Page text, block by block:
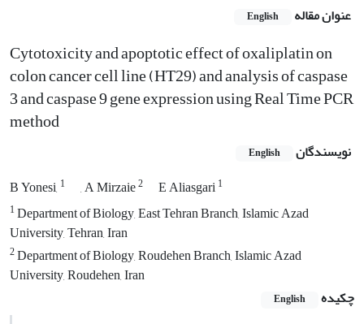
عنوان مقاله English
Cytotoxicity and apoptotic effect of oxaliplatin on
colon cancer cell line (HT29) and analysis of caspase
3 and caspase 9 gene expression using Real Time PCR
method
نویسندگان English
B Yonesi, 1 , A Mirzaie2 E Aliasgari1
1Department of Biology, East Tehran Branch, Islamic Azad
University, Tehran, Iran
2Department of Biology, Roudehen Branch, Islamic Azad
University, Roudehen, Iran
چکیده
English